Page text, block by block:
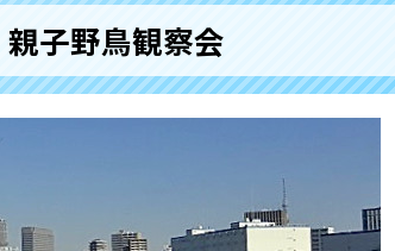
子野鳥観察会